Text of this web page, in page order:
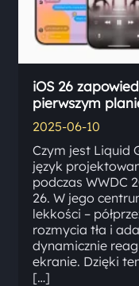
iOS 26
pierwszym
2025-06-10
Czym jest Liquid
język
podczas WWDC
26. W jego
lekkości –
rozmycia tła i
dynamicznie
ekranie. Dzięki
[…]